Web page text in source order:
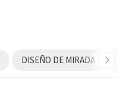
DISEÑO DE MIRADA